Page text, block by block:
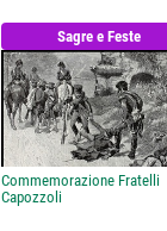
Sagre e Feste
Commemorazione Fratelli
Capozzoli